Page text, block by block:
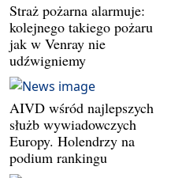
Straż pożarna alarmuje:
kolejnego takiego pożaru
jak w Venray nie
udźwigniemy
AIVD wśród najlepszych
służb wywiadowczych
Europy. Holendrzy na
podium rankingu